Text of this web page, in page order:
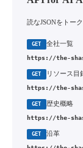
読なJSONをトー
GET 全社一覧
https://the-
GET リソース目
https://the-
GET 歴史概略
https://the-
GET 沿革